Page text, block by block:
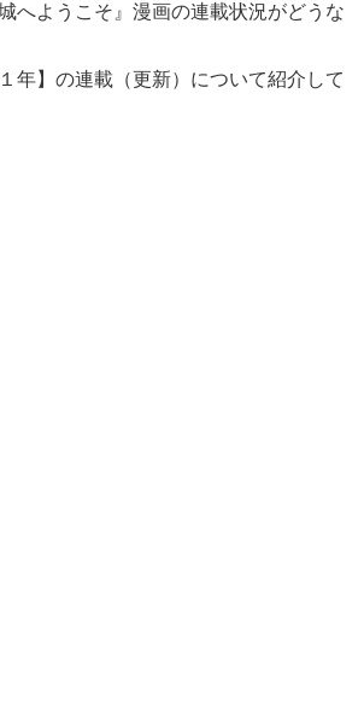
へようこそ』漫画の連載状況がどうな
年】の連載（更新）について紹介して